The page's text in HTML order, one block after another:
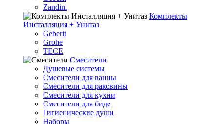
Zandini
Комплекты
Инсталляция + Унитаз
Geberit
Grohe
TECE
Смесители
Душевые системы
Смесители для ванны
Смесители для раковины
Смесители для кухни
Смесители для биде
Гигиенические души
Наборы